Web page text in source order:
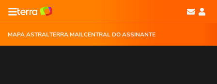
MAPA ASTRALTERRA MAILCENTRAL DO ASSINANTE